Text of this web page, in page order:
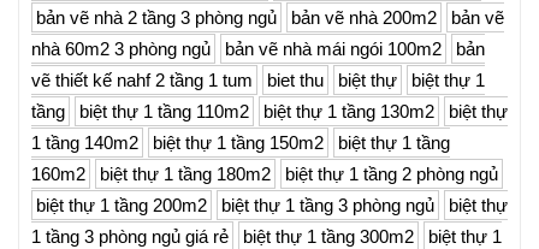
bản vẽ nhà 2 tầng 3 phòng ngủ
bản vẽ nhà 200m2
bản vẽ
nhà 60m2 3 phòng ngủ
bản vẽ nhà mái ngói 100m2
bản
vẽ thiết kế nahf 2 tầng 1 tum
biet thu biệt thự
biệt thự 1
tầng
biệt thự 1 tầng 110m2 biệt thự 1 tầng 130m2
biệt thự
1 tầng 140m2
biệt thự 1 tầng 150m2
biệt thự 1 tầng
160m2
biệt thự 1 tầng 180m2
biệt thự 1 tầng 2 phòng ngủ
biệt thự 1 tầng 200m2
biệt thự 1 tầng 3 phòng ngủ
biệt thự
1 tầng 3 phòng ngủ giá rẻ
biệt thự 1 tầng 300m2
biệt thự 1